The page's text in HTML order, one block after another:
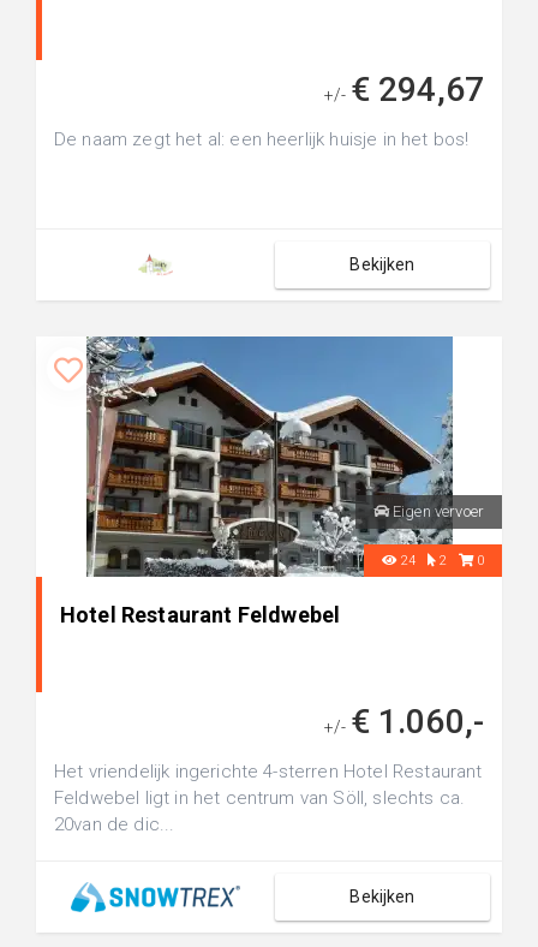
+/- € 294,67
De naam zegt het al: een heerlijk huisje in het bos!
Bekijken
Eigen vervoer
24 2 0
Hotel Restaurant Feldwebel
+/- € 1.060,-
Het vriendelijk ingerichte 4-sterren Hotel Restaurant
Feldwebel ligt in het centrum van Söll, slechts ca.
20van de dic...
Bekijken